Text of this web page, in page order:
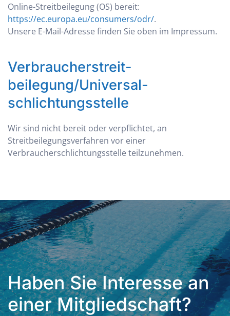
Online-Streitbeilegung (OS) bereit:
https://ec.europa.eu/consumers/odr/.
Unsere E-Mail-Adresse finden Sie oben im Impressum.
Verbraucher­streit­
beilegung/Universal­
schlichtungs­stelle
Wir sind nicht bereit oder verpflichtet, an
Streitbeilegungsverfahren vor einer
Verbraucherschlichtungsstelle teilzunehmen.
Haben Sie Interesse an
einer Mitgliedschaft?